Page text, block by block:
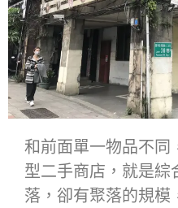
和前面單一物品不同
型二手商店，就是綜
落，卻有聚落的規模